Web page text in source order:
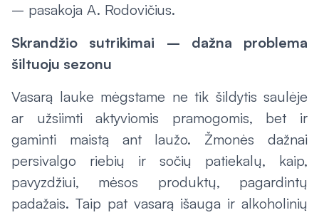
– pasakoja A. Rodovičius.
Skrandžio sutrikimai – dažna problema
šiltuoju sezonu
Vasarą lauke mėgstame ne tik šildytis saulėje
ar užsiimti aktyviomis pramogomis, bet ir
gaminti maistą ant laužo. Žmonės dažnai
persivalgo riebių ir sočių patiekalų, kaip,
pavyzdžiui, mėsos produktų, pagardintų
padažais. Taip pat vasarą išauga ir alkoholinių